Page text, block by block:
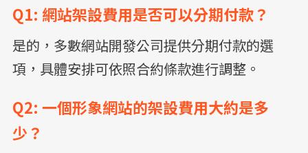
Q1: 網站架設費用是否可以分期付款？
是的，多數網站開發公司提供分期付款的選
項，具體安排可依照合約條款進行調整。
Q2: 一個形象網站的架設費用大約是多
少？